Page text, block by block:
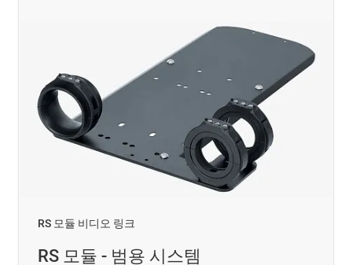
RS 모듈 비디오 링크
RS 모듈 - 범용 시스템